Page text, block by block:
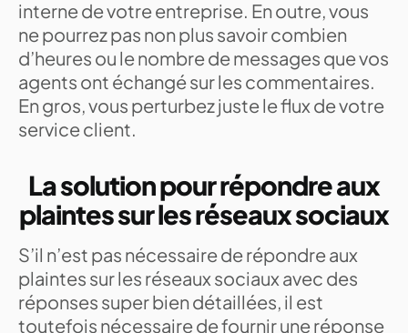
interne de votre entreprise. En outre, vous
ne pourrez pas non plus savoir combien
d’heures ou le nombre de messages que vos
agents ont échangé sur les commentaires.
En gros, vous perturbez juste le flux de votre
service client.
La solution pour répondre aux
plaintes sur les réseaux sociaux
S’il n’est pas nécessaire de répondre aux
plaintes sur les réseaux sociaux avec des
réponses super bien détaillées, il est
toutefois nécessaire de fournir une réponse